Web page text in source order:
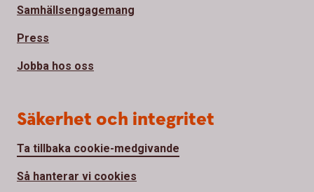
Samhällsengagemang
Press
Jobba hos oss
Säkerhet och integritet
Ta tillbaka cookie-medgivande
Så hanterar vi cookies